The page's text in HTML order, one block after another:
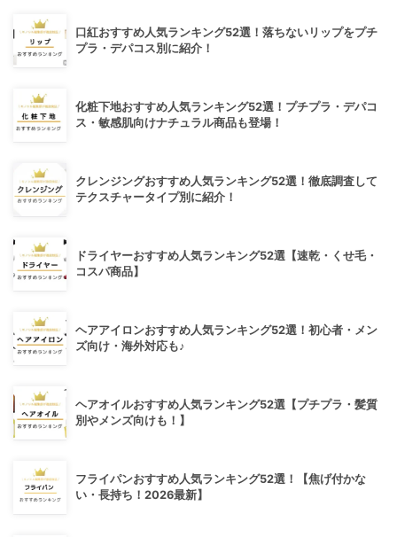
口紅おすすめ人気ランキング52選！落ちないリップをプチ
プラ・デパコス別に紹介！
化粧下地おすすめ人気ランキング52選！プチプラ・デパコ
ス・敏感肌向けナチュラル商品も登場！
クレンジングおすすめ人気ランキング52選！徹底調査して
テクスチャータイプ別に紹介！
ドライヤーおすすめ人気ランキング52選【速乾・くせ毛・
コスパ商品】
ヘアアイロンおすすめ人気ランキング52選！初心者・メン
ズ向け・海外対応も♪
ヘアオイルおすすめ人気ランキング52選【プチプラ・髪質
別やメンズ向けも！】
フライパンおすすめ人気ランキング52選！【焦げ付かな
い・長持ち！2026最新】